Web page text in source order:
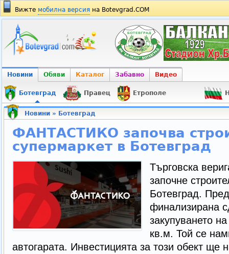
Вижте мобилна версия на Botevgrad.COM
Новини Обяви Каталог Забавно Видео
Ботевград Правец Етрополе
Новини» Ботевград
ФАНТАСТИКО започва
супермаркет в Ботевград
Търговска
започне
Ботевград.
финализирана
закупуването
кв.м. Той се
автогарата. Инвестицията за този обект ще